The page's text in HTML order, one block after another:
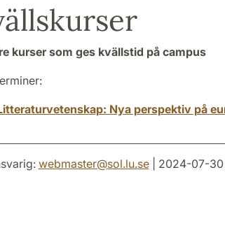
kurser som ges kvällstid på campus
Nya perspektiv på
webmaster@sol.lu.se| 2024-07-30